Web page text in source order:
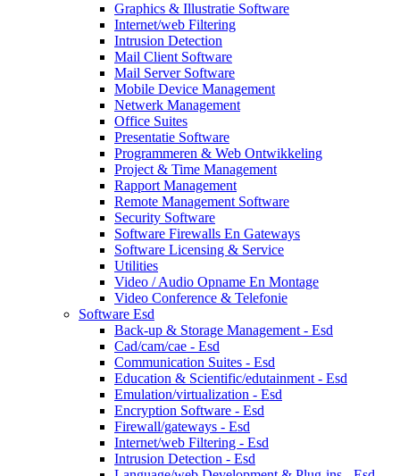
Graphics & Illustratie Software
Internet/web Filtering
Intrusion Detection
Mail Client Software
Mail Server Software
Mobile Device Management
Netwerk Management
Office Suites
Presentatie Software
Programmeren & Web Ontwikkeling
Project & Time Management
Rapport Management
Remote Management Software
Security Software
Software Firewalls En Gateways
Software Licensing & Service
Utilities
Video / Audio Opname En Montage
Video Conference & Telefonie
Software Esd
Back-up & Storage Management - Esd
Cad/cam/cae - Esd
Communication Suites - Esd
Education & Scientific/edutainment - Esd
Emulation/virtualization - Esd
Encryption Software - Esd
Firewall/gateways - Esd
Internet/web Filtering - Esd
Intrusion Detection - Esd